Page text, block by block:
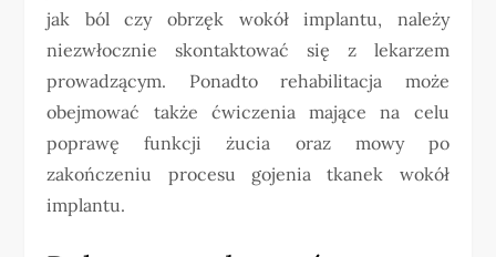
jak ból czy obrzęk wokół implantu, należy
niezwłocznie skontaktować się z lekarzem
prowadzącym. Ponadto rehabilitacja może
obejmować także ćwiczenia mające na celu
poprawę funkcji żucia oraz mowy po
zakończeniu procesu gojenia tkanek wokół
implantu.